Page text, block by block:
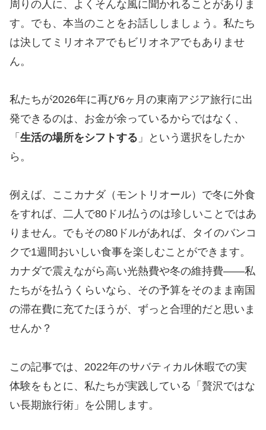
周りの人に、よくそんな風に聞かれることがありま
す。でも、本当のことをお話ししましょう。私たち
は決してミリオネアでもビリオネアでもありませ
ん。
私たちが2026年に再び6ヶ月の東南アジア旅行に出
発できるのは、お金が余っているからではなく、
「 生活の場所をシフトする 」という選択をしたか
ら。
例えば、ここカナダ（モントリオール）で冬に外食
をすれば、二人で80ドル払うのは珍しいことではあ
りません。でもその80ドルがあれば、タイのバンコ
クで1週間おいしい食事を楽しむことができます。
カナダで震えながら高い光熱費や冬の維持費——私
たちがを払うくらいなら、その予算をそのまま南国
の滞在費に充てたほうが、ずっと合理的だと思いま
せんか？
​この記事では、2022年のサバティカル休暇での実
体験をもとに、私たちが実践している「贅沢ではな
い長期旅行術」を公開します。